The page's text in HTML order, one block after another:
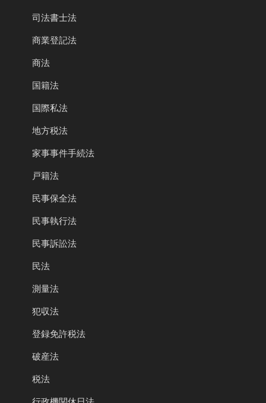
司法書士法
商業登記法
商法
国籍法
国際私法
地方税法
家事事件手続法
戸籍法
民事保全法
民事執行法
民事訴訟法
民法
測量法
犯収法
登録免許税法
破産法
税法